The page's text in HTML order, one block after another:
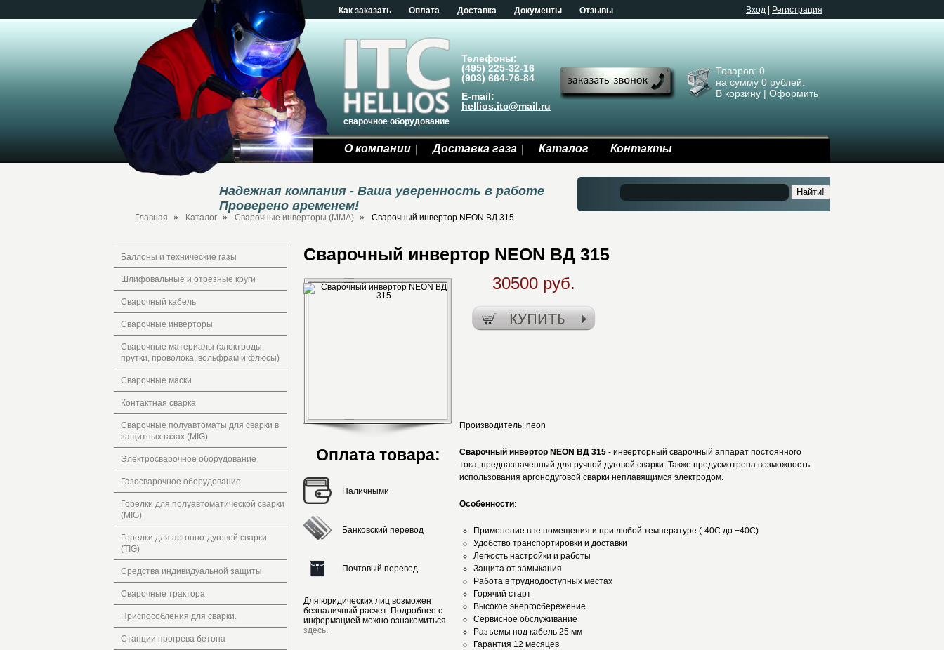
Как заказать Оплата Доставка Документы Отзывы Bход Регистрация
сварочное оборудование
Телефоны:
(495) 225-32-16
(903) 664-76-84
E-mail:
hellios.itc@mail.ru
Товаров: 0
на сумму 0 рублей.
В корзину | Оформить
О компании Доставка газа Каталог Контакты
Надежная компания - Ваша уверенность в работе
Проверено временем!
Найти!
Главная Каталог Сварочные инверторы (MMA) Сварочный инвертор NEON ВД 315
Баллоны и технические газы
Шлифовальные и отрезные круги
Сварочный кабель
Сварочные инверторы
Сварочные материалы (электроды,
прутки, проволока, вольфрам и флюсы)
Сварочные маски
Контактная сварка
Сварочные полуавтоматы для сварки в
защитных газах (MIG)
Электросварочное оборудование
Газосварочное оборудование
Горелки для полуавтоматической сварки
(MIG)
Горелки для аргонно-дуговой сварки
(TIG)
Средства индивидуальной защиты
Сварочные трактора
Приспособления для сварки.
Станции прогрева бетона
Сварочный инвертор NEON ВД 315
Оплата товара:
Наличными
Банковский перевод
Почтовый перевод
Для юридических лиц возможен
безналичный расчет. Подробнее с
информацией можно ознакомиться
здесь.
30500 руб.
Производитель: neon
Сварочный инвертор NEON ВД 315 - инверторный сварочный аппарат постоянного
тока, предназначенный для ручной дуговой сварки. Также предусмотрена возможность
использования аргонодуговой сварки неплавящимся электродом.
Особенности:
Применение вне помещения и при любой температуре (-40С до +40С)
Удобство транспортировки и доставки
Легкость настройки и работы
Защита от замыкания
Работа в труднодоступных местах
Горячий старт
Высокое энергосбережение
Сервисное обслуживание
Разъемы под кабель 25 мм
Гарантия 12 месяцев